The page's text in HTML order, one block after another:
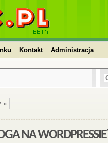
WordPress,
Kontakt Administracja
»
NA